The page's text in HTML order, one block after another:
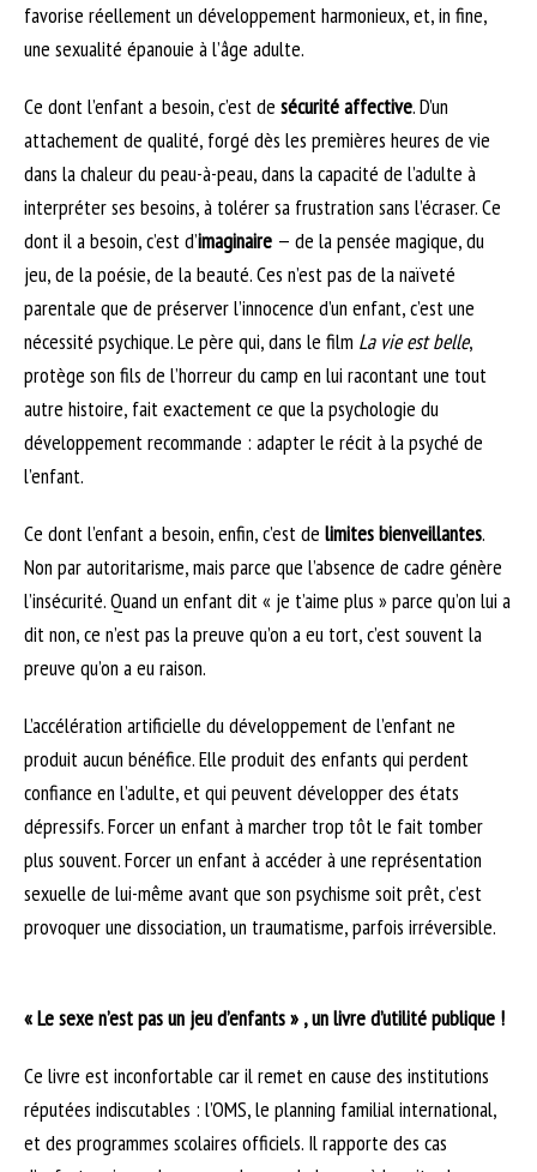
favorise réellement un développement harmonieux, et, in fine,
une sexualité épanouie à l’âge adulte.
Ce dont l’enfant a besoin, c’est de sécurité affective. D’un
attachement de qualité, forgé dès les premières heures de vie
dans la chaleur du peau-à-peau, dans la capacité de l’adulte à
interpréter ses besoins, à tolérer sa frustration sans l’écraser. Ce
dont il a besoin, c’est d’imaginaire — de la pensée magique, du
jeu, de la poésie, de la beauté. Ces n’est pas de la naïveté
parentale que de préserver l’innocence d’un enfant, c’est une
nécessité psychique. Le père qui, dans le film La vie est belle,
protège son fils de l’horreur du camp en lui racontant une tout
autre histoire, fait exactement ce que la psychologie du
développement recommande : adapter le récit à la psyché de
l’enfant.
Ce dont l’enfant a besoin, enfin, c’est de limites bienveillantes.
Non par autoritarisme, mais parce que l’absence de cadre génère
l’insécurité. Quand un enfant dit « je t’aime plus » parce qu’on lui a
dit non, ce n’est pas la preuve qu’on a eu tort, c’est souvent la
preuve qu’on a eu raison.
L’accélération artificielle du développement de l’enfant ne
produit aucun bénéfice. Elle produit des enfants qui perdent
confiance en l’adulte, et qui peuvent développer des états
dépressifs. Forcer un enfant à marcher trop tôt le fait tomber
plus souvent. Forcer un enfant à accéder à une représentation
sexuelle de lui-même avant que son psychisme soit prêt, c’est
provoquer une dissociation, un traumatisme, parfois irréversible.
« Le sexe n’est pas un jeu d’enfants » , un livre d’utilité publique !
Ce livre est inconfortable car il remet en cause des institutions
réputées indiscutables : l’OMS, le planning familial international,
et des programmes scolaires officiels. Il rapporte des cas